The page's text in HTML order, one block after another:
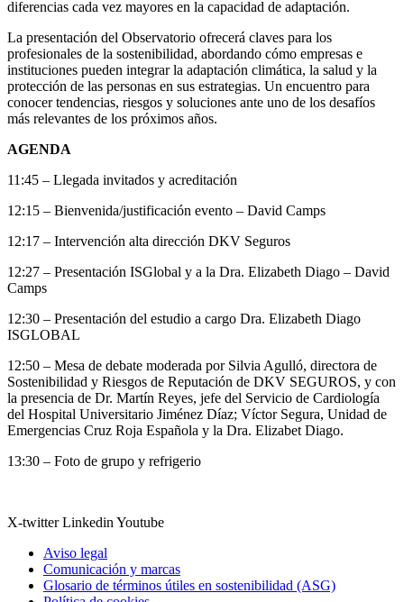
diferencias cada vez mayores en la capacidad de adaptación.
La presentación del Observatorio ofrecerá claves para los
profesionales de la sostenibilidad, abordando cómo empresas e
instituciones pueden integrar la adaptación climática, la salud y la
protección de las personas en sus estrategias. Un encuentro para
conocer tendencias, riesgos y soluciones ante uno de los desafíos
más relevantes de los próximos años.
AGENDA
11:45 – Llegada invitados y acreditación
12:15 – Bienvenida/justificación evento – David Camps
12:17 – Intervención alta dirección DKV Seguros
12:27 – Presentación ISGlobal y a la Dra. Elizabeth Diago – David
Camps
12:30 – Presentación del estudio a cargo Dra. Elizabeth Diago
ISGLOBAL
12:50 – Mesa de debate moderada por Silvia Agulló, directora de
Sostenibilidad y Riesgos de Reputación de DKV SEGUROS, y con
la presencia de Dr. Martín Reyes, jefe del Servicio de Cardiología
del Hospital Universitario Jiménez Díaz; Víctor Segura, Unidad de
Emergencias Cruz Roja Española y la Dra. Elizabet Diago.
13:30 – Foto de grupo y refrigerio
X-twitter Linkedin Youtube
Aviso legal
Comunicación y marcas
Glosario de términos útiles en sostenibilidad (ASG)